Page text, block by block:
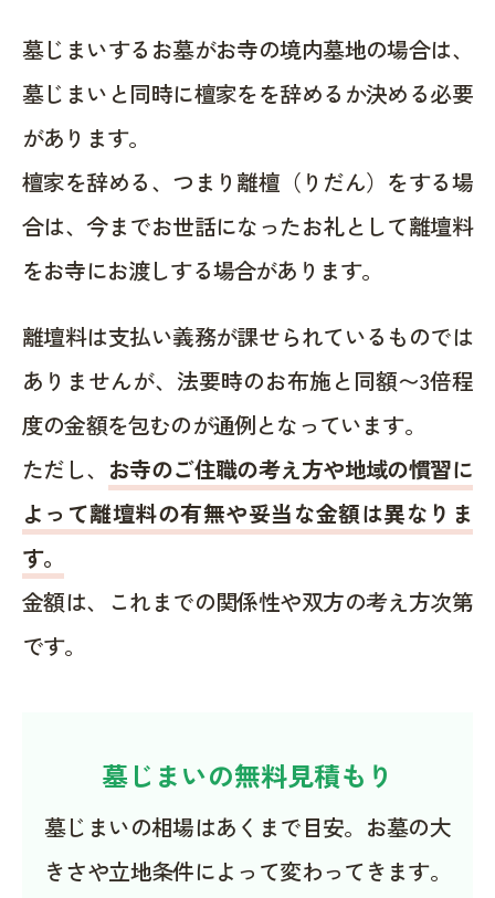
墓じまいするお墓がお寺の境内墓地の場合は、
墓じまいと同時に檀家をを辞めるか決める必要
があります。
檀家を辞める、つまり離檀（りだん）をする場
合は、今までお世話になったお礼として離壇料
をお寺にお渡しする場合があります。
離壇料は支払い義務が課せられているものでは
ありませんが、法要時のお布施と同額〜3倍程
度の金額を包むのが通例となっています。
ただし、 お寺のご住職の考え方や地域の慣習に
よって離壇料の有無や妥当な金額は異なりま
す。
金額は、これまでの関係性や双方の考え方次第
です。
墓じまいの無料見積もり
墓じまいの相場はあくまで目安。お墓の大
きさや立地条件によって変わってきます。